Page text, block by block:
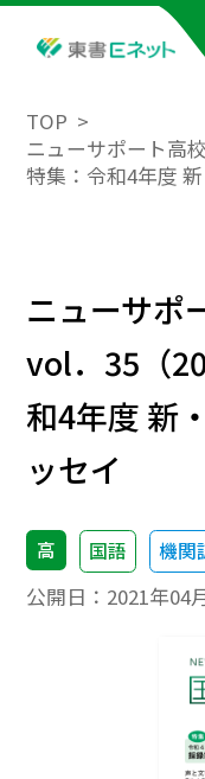
TOP
ニューサポート高
特集：令和4年度
ニューサポ
vol．35（
和4年度 新
ッセイ
高 国語 機関
公開日： 2021年04